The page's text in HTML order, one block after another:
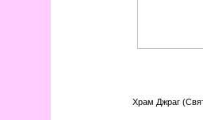
Храм Джраг